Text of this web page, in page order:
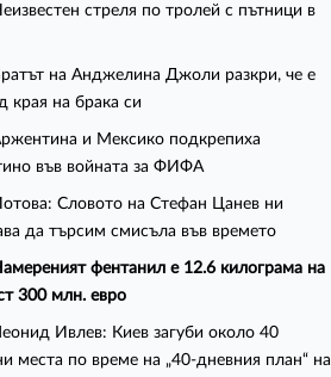
стреля по тролей с пътници в
на Анджелина Джоли разкри, че е
края на брака си
и Мексико подкрепиха
във войната за ФИФА
Словото на Стефан Цанев ни
да търсим смисъла във времето
фентанил е 12.6 килограма на
300 млн. евро
Ивлев: Киев загуби около 40
места по време на „40-дневния план“ на